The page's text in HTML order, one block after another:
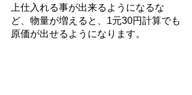
上仕入れる事が出来るようになるな
ど、物量が増えると、1元30円計算でも
原価が出せるようになります。